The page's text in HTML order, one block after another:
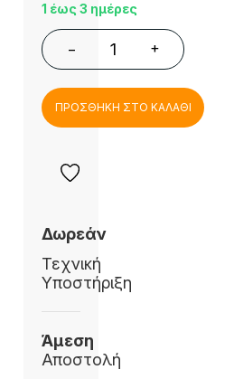
1 έως 3 ημέρες
− +
ΠΡΟΣΘΗΚΗ ΣΤΟ ΚΑΛΑΘΙ
Δωρεάν
Τεχνική
Υποστήριξη
Άμεση
Αποστολή